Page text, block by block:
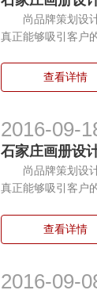
尚品牌策划设计
真正能够吸引客户
查看详情
2016-09-
石家庄画册设
尚品牌策划设计
真正能够吸引客户
查看详情
2016-09-